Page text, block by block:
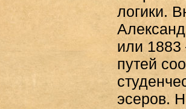
логики.
или
путей
эсеров.